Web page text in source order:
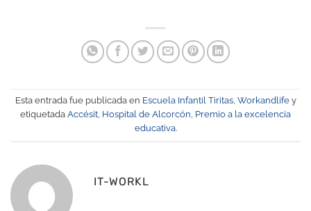
Esta entrada fue publicada en Escuela Infantil Tiritas, Workandlifey
etiquetada Accésit, Hospital de Alcorcón, Premio a la excelencia
educativa.
IT-WORKL